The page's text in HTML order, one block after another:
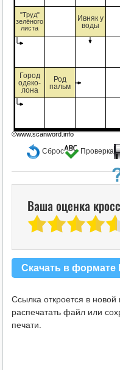
Сброс Проверка
"Труд"
зелёного
листа
Ивняк у
воды
Город
одеко-
лона
Род
пальм
©www.scanword.info
Ваша оценка
Скачать в формате
Ссылка откроется в
распечатать файл или
печати.